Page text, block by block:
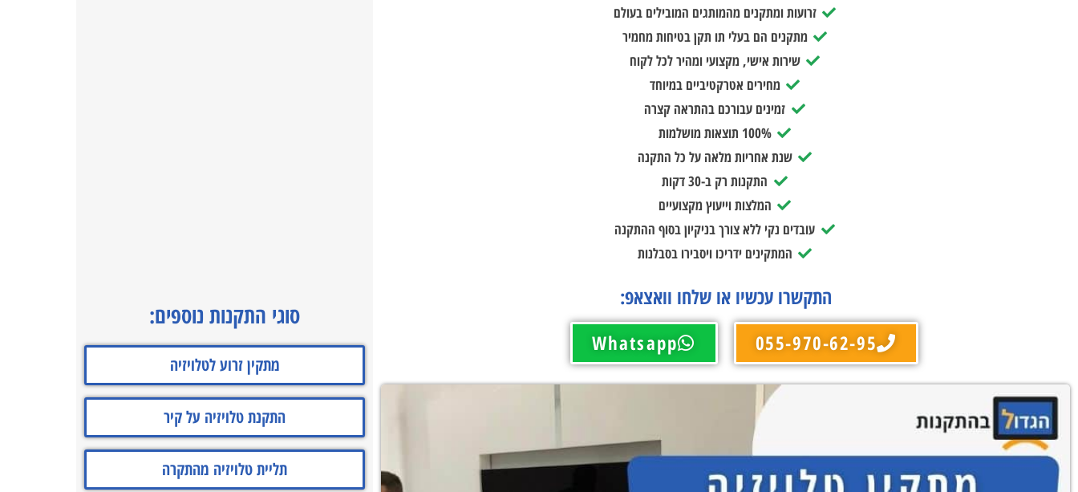
זרועות ומתקנים מהמותגים המובילים בעולם
מתקנים הם בעלי תו תקן בטיחות מחמיר
שירות אישי, מקצועי ומהיר לכל לקוח
מחירים אטרקטיביים במיוחד
זמינים עבורכם בהתראה קצרה
100% תוצאות מושלמות
שנת אחריות מלאה על כל התקנה
התקנות רק ב-30 דקות
המלצות וייעוץ מקצועיים
עובדים נקי ללא צורך בניקיון בסוף ההתקנה
המתקינים ידריכו ויסבירו בסבלנות
התקשרו עכשיו או שלחו וואצאפ:
055-970-62-95
Whatsapp
סוגי התקנות נוספים:
מתקין זרוע לטלויזיה
התקנת טלויזיה על קיר
תליית טלויזיה מהתקרה